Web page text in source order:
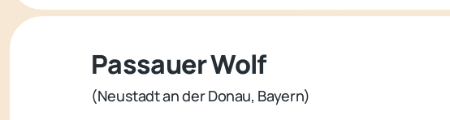
Passauer Wolf
(Neustadt an der Donau, Bayern)